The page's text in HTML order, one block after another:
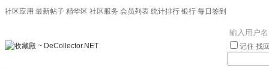
社区应用 最新帖子 精华区 社区服务 会员列表 统计排行 银行 每日签到
记住 找